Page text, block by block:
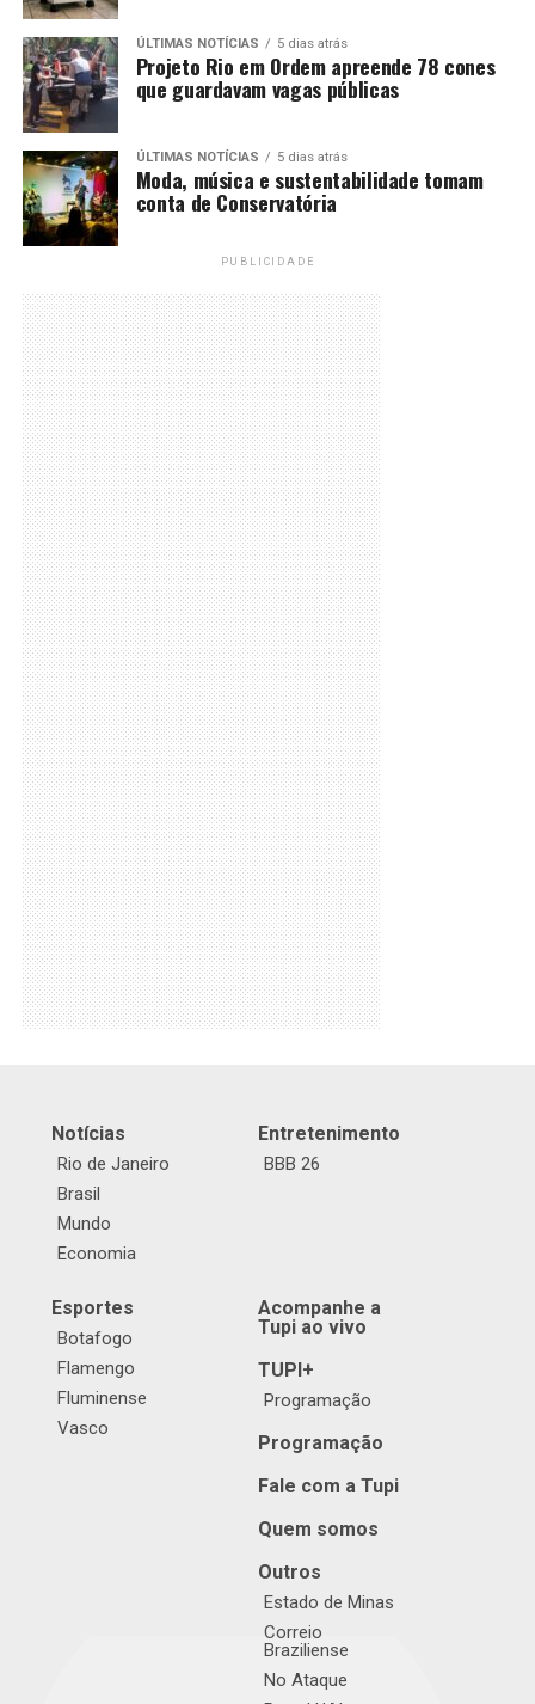
ÚLTIMAS NOTÍCIAS 5 dias atrás
Projeto Rio em Ordem apreende 78 cones
que guardavam vagas públicas
ÚLTIMAS NOTÍCIAS 5 dias atrás
Moda, música e sustentabilidade tomam
conta de Conservatória
PUBLICIDADE
Notícias
Rio de Janeiro
Brasil
Mundo
Economia
Entretenimento
BBB 26
Esportes
Botafogo
Flamengo
Fluminense
Vasco
Acompanhe a
Tupi ao vivo
TUPI+
Programação
Programação
Fale com a Tupi
Quem somos
Outros
Estado de Minas
Correio
Braziliense
No Ataque